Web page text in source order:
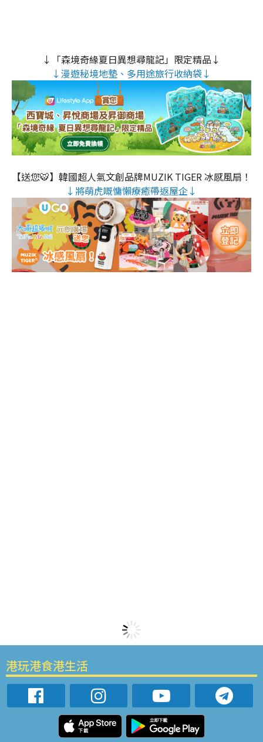
↓「森境奇緣夏日異想尋龍記」限定精品↓
↓漫遊秘境地墊、多用途旅行收納袋↓
【送您🐯】韓國超人氣文創品牌MUZIK TIGER 冰感風扇！
↓將萌虎嘅慵懶療癒帶返屋企↓
港玩港食港生活